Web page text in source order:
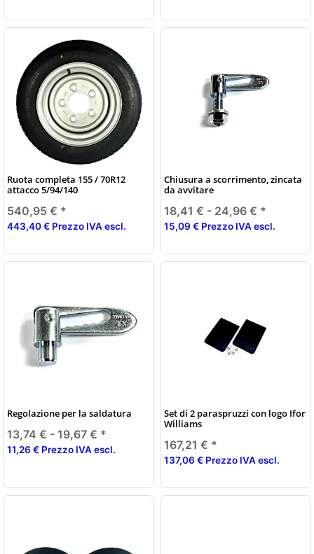
Ruota completa 155 / 70R12
attacco 5/94/140
540,95 € *
443,40 € Prezzo IVA escl.
Chiusura a scorrimento, zincata
da avvitare
18,41 € - 24,96 € *
15,09 € Prezzo IVA escl.
Regolazione per la saldatura
13,74 € - 19,67 € *
11,26 € Prezzo IVA escl.
Set di 2 paraspruzzi con logo Ifor
Williams
167,21 € *
137,06 € Prezzo IVA escl.